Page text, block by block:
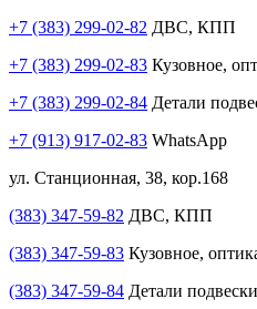
+7 (383) 299-02-82 ДВС, КПП
+7 (383) 299-02-83 Кузовное,
+7 (383) 299-02-84 Детали
+7 (913) 917-02-83 WhatsApp
ул. Станционная, 38, кор.168
(383) 347-59-82 ДВС, КПП
(383) 347-59-83 Кузовное,
(383) 347-59-84 Детали подвески